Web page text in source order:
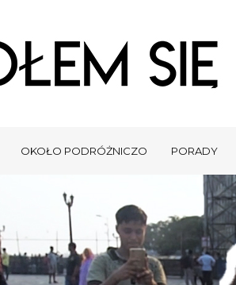
OKOŁO PODRÓŻNICZO PORADY